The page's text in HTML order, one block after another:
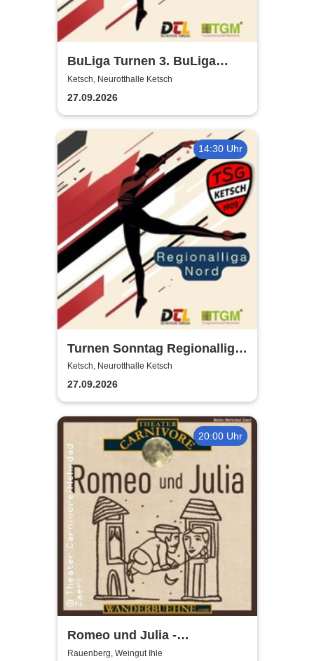
BuLiga Turnen 3. BuLiga
Nord | Neurotthalle Ketsch
Ketsch, Neurotthalle Ketsch
27.09.2026
14:30 Uhr
Turnen Sonntag Regionalliga
Nord
Ketsch, Neurotthalle Ketsch
27.09.2026
20:00 Uhr
Romeo und Julia -
Kartoffeltheater
Rauenberg, Weingut Ihle